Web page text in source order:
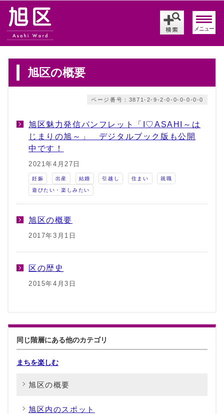
メニュー
旭区の概要
ページ番号：3871-2-9-2-0-0-0-0-0-0
旭区魅力発信パンフレット「I♡ASAHI～は
じまりの旭～」 デジタルブック版も公開
中です！
2021年4月27日
妊娠 出産 結婚 引越し 住まい 就職
遊びたい・楽しみたい
旭区の概要
2017年3月1日
区の歴史
2015年4月3日
同じ階層にある他のカテゴリ
まちを楽しむ
旭区の概要
旭区内のスポット